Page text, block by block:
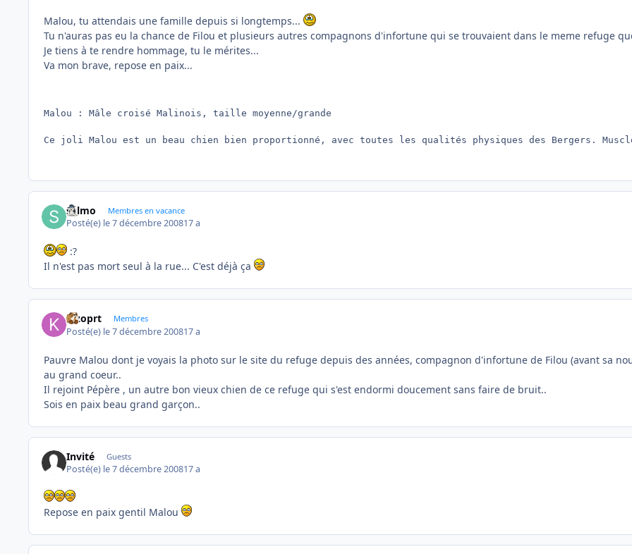
Malou, tu attendais une famille depuis si longtemps...
Tu n'auras pas eu la chance de Filou et plusieurs autres compagnons d'infortune qui se trouvaient dans le meme refuge
Je tiens à te rendre hommage, tu le mérites...
Va mon brave, repose en paix...
Malou : Mâle croisé Malinois, taille moyenne/grande
Ce joli Malou est un beau chien bien proportionné, avec toutes les qualités physiques des Bergers.
sylmo Membres en vacance
Posté(e) le 7 décembre 200817 a
:?
Il n'est pas mort seul à la rue... C'est déjà ça
kizoprt Membres
Posté(e) le 7 décembre 200817 a
Pauvre Malou dont je voyais la photo sur le site du refuge depuis des années, compagnon d'infortune de Filou (avant sa
au grand coeur..
Il rejoint Pépère , un autre bon vieux chien de ce refuge qui s'est endormi doucement sans faire de bruit..
Sois en paix beau grand garçon..
Invité Guests
Posté(e) le 7 décembre 200817 a
Repose en paix gentil Malou